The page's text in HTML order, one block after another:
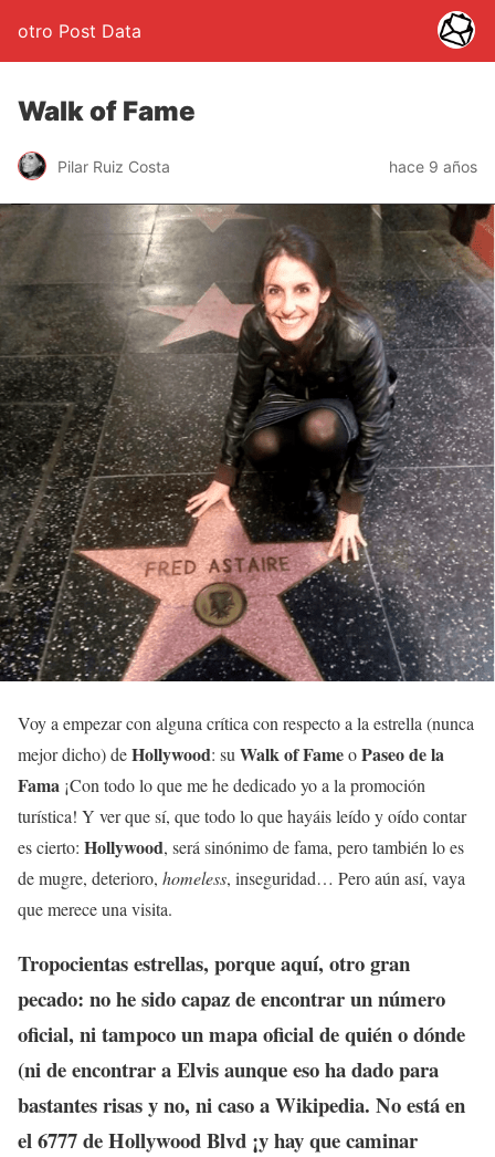
otro Post Data
Walk of Fame
Pilar Ruiz Costa hace 9 años
Voy a empezar con alguna crítica con respecto a la estrella (nunca
mejor dicho) deHollywood: suWalk of FameoPaseo de la
Fama ¡Con todo lo que me he dedicado yo a la promoción
turística! Y ver que sí, que todo lo que hayáis leído y oído contar
es cierto: Hollywood, será sinónimo de fama, pero también lo es
de mugre, deterioro, homeless, inseguridad… Pero aún así, vaya
que merece una visita.
Tropocientas estrellas, porque aquí, otro gran
pecado: no he sido capaz de encontrar un número
oficial, ni tampoco un mapa oficial de quién o dónde
(ni de encontrar a Elvis aunque eso ha dado para
bastantes risas y no, ni caso a Wikipedia. No está en
el 6777 de Hollywood Blvd ¡y hay que caminar